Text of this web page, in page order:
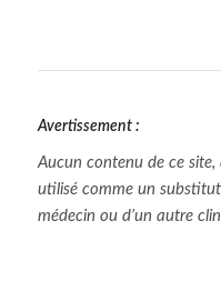
Avertissement :
Aucun contenu de ce
utilisé comme un
médecin ou d’un autre